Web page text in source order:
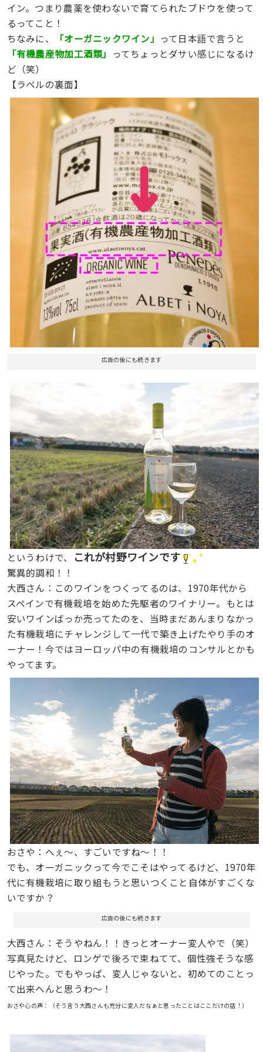
イン。つまり農薬を使わないで育てられたブドウを使って
るってこと！
ちなみに、
「オーガニックワイン」 って日本語で言うと
「有機農産物加工酒類」 ってちょっとダサい感じになるけ
ど（笑）
【ラベルの裏面】
広告の後にも続きます
というわけで、 これが村野ワインです
驚異的調和！！
大西さん：このワインをつくってるのは、1970年代から
スペインで有機栽培を始めた先駆者のワイナリー。もとは
安いワインばっか売ってたのを、当時まだあんまりなかっ
た有機栽培にチャレンジして一代で築き上げたやり手のオ
ーナー！今ではヨーロッパ中の有機栽培のコンサルとかも
やってます。
おさや：へぇ〜、すごいですね〜！！
でも、オーガニックって今でこそはやってるけど、1970年
代に有機栽培に取り組もうと思いつくこと自体がすごくな
いですか？
広告の後にも続きます
大西さん：そうやねん！！きっとオーナー変人やで（笑）
写真見たけど、ロンゲで後ろで束ねてて、個性強そうな感
じやった。でもやっぱ、変人じゃないと、初めてのことっ
て出来へんと思うわ〜！
おさや心の声：（そう言う大西さんも充分に変人だなぁと思ったことはここだけの話！）